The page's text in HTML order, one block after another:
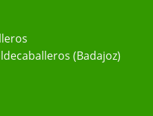
(Badajoz)